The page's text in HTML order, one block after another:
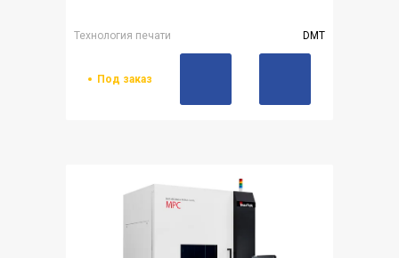
Технология печати DMT
Под заказ